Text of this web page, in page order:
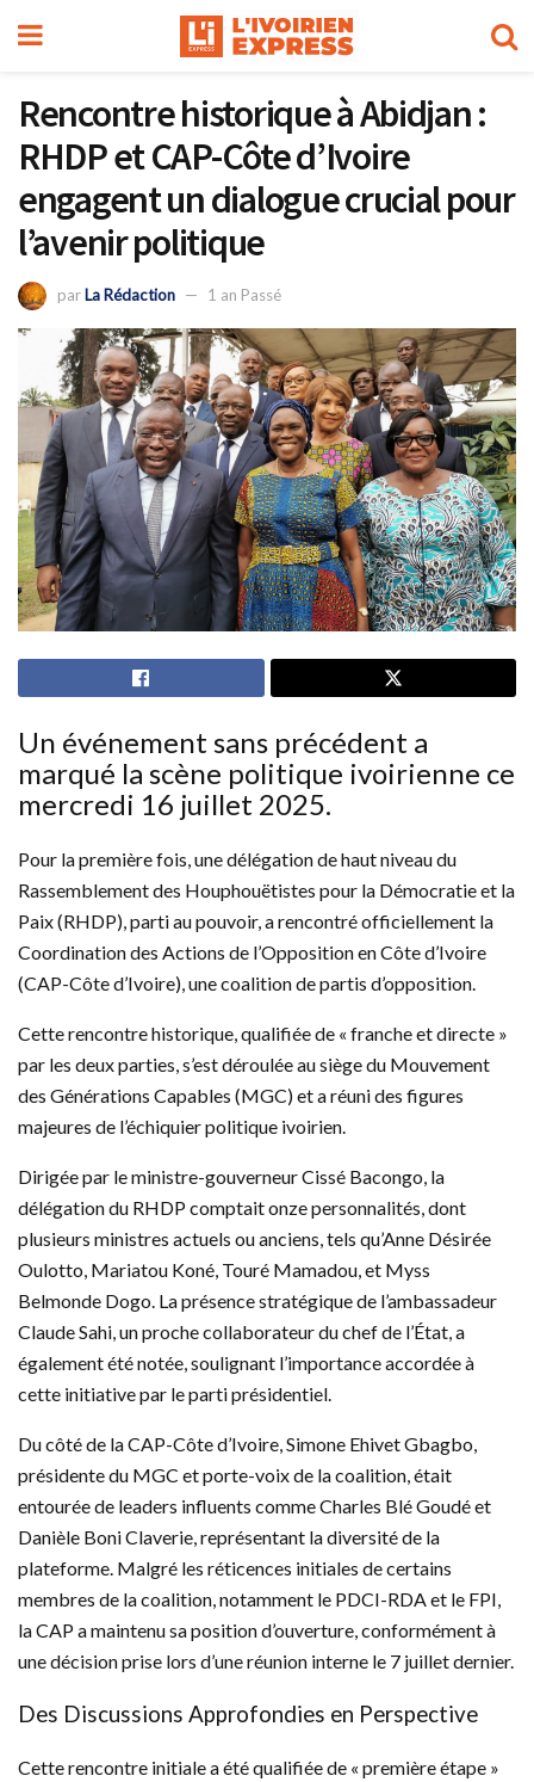
Rencontre historique à Abidjan :
RHDP et CAP-Côte d’Ivoire
engagent un dialogue crucial pour
l’avenir politique
parLa Rédaction 1 an Passé
Un événement sans précédent a
marqué la scène politique ivoirienne ce
mercredi 16 juillet 2025.
Pour la première fois, une délégation de haut niveau du
Rassemblement des Houphouëtistes pour la Démocratie et la
Paix (RHDP), parti au pouvoir, a rencontré officiellement la
Coordination des Actions de l’Opposition en Côte d’Ivoire
(CAP-Côte d’Ivoire), une coalition de partis d’opposition.
Cette rencontre historique, qualifiée de « franche et directe »
par les deux parties, s’est déroulée au siège du Mouvement
des Générations Capables (MGC) et a réuni des figures
majeures de l’échiquier politique ivoirien.
Dirigée par le ministre-gouverneur Cissé Bacongo, la
délégation du RHDP comptait onze personnalités, dont
plusieurs ministres actuels ou anciens, tels qu’Anne Désirée
Oulotto, Mariatou Koné, Touré Mamadou, et Myss
Belmonde Dogo. La présence stratégique de l’ambassadeur
Claude Sahi, un proche collaborateur du chef de l’État, a
également été notée, soulignant l’importance accordée à
cette initiative par le parti présidentiel.
Du côté de la CAP-Côte d’Ivoire, Simone Ehivet Gbagbo,
présidente du MGC et porte-voix de la coalition, était
entourée de leaders influents comme Charles Blé Goudé et
Danièle Boni Claverie, représentant la diversité de la
plateforme. Malgré les réticences initiales de certains
membres de la coalition, notamment le PDCI-RDA et le FPI,
la CAP a maintenu sa position d’ouverture, conformément à
une décision prise lors d’une réunion interne le 7 juillet dernier.
Des Discussions Approfondies en Perspective
Cette rencontre initiale a été qualifiée de « première étape »